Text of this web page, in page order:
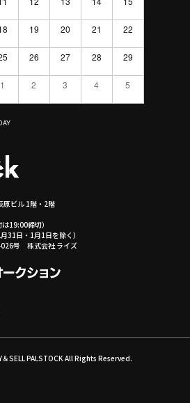
19 20 21 22
26 27 28 29
1 2 3 4 5
原ビル 1階・2階
19:00締切）
31日・1月1日を除く）
号 株式会社 ライズ
SELL PALSTOCKAll Rights Reserved.